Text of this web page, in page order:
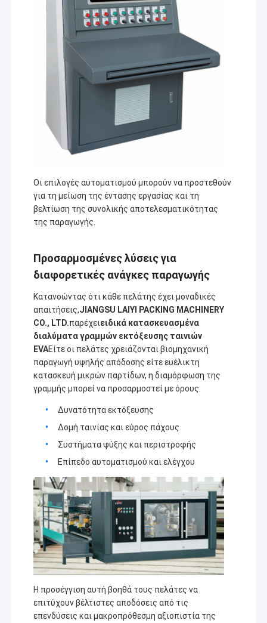
Μηχανή επιστρώματος εξώθησης
μηχάνημα επίστρωσης του χαρτιού
Πλαισιωμένη διπλάσιο μηχανή τοποθέτησης σε στρώματα
Μέρη μηχανών ελασματοποίησης
Φγμένη λειωμένο μέταλλο μηχανή υφάσματος
Οι επιλογές αυτοματισμού μπορούν να προστεθούν
για τη μείωση της έντασης εργασίας και τη
βελτίωση της συνολικής αποτελεσματικότητας
της παραγωγής.
Προσαρμοσμένες λύσεις για
διαφορετικές ανάγκες παραγωγής
Κατανοώντας ότι κάθε πελάτης έχει μοναδικές
απαιτήσεις,JIANGSU LAIYI PACKING MACHINERY
CO., LTD.παρέχειειδικά κατασκευασμένα
διαλύματα γραμμών εκτόξευσης ταινιών
EVAΕίτε οι πελάτες χρειάζονται βιομηχανική
παραγωγή υψηλής απόδοσης είτε ευέλικτη
κατασκευή μικρών παρτίδων, η διαμόρφωση της
γραμμής μπορεί να προσαρμοστεί με όρους:
Δυνατότητα εκτόξευσης
Δομή ταινίας και εύρος πάχους
Συστήματα ψύξης και περιστροφής
Επίπεδο αυτοματισμού και ελέγχου
Η προσέγγιση αυτή βοηθά τους πελάτες να
επιτύχουν βέλτιστες αποδόσεις από τις
επενδύσεις και μακροπρόθεσμη αξιοπιστία της
στρώσης με ακονισμό, μαζί με περισσότερους εταίρους,
θα δημιουργήσουμε ένα καλύτερο μέλλον μέσω πιο
έξυπνων, πιο αποδοτικών και πιο αξιόπιστων λύσεων.